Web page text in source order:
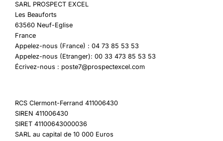
SARL PROSPECT EXCEL
Les Beauforts
63560 Neuf-Eglise
France
Appelez-nous (France) : 04 73 85 53 53
Appelez-nous (Etranger): 00 33 473 85 53 53
Écrivez-nous : poste7@prospectexcel.com
RCS Clermont-Ferrand 411006430
SIREN 411006430
SIRET 41100643000036
SARL au capital de 10 000 Euros